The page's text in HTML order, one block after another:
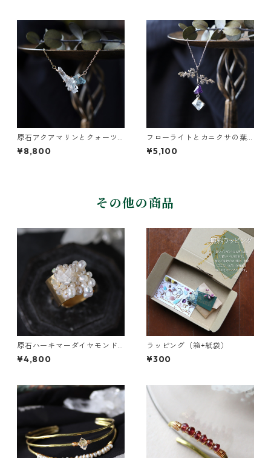
原石アクアマリンとクォーツ
のネックレス
¥8,800
フローライトとカニクサの葉
ネックレス
¥5,100
その他の商品
原石ハーキマーダイヤモンド
と鉱物結晶の真鍮幅広イヤー
カフ
¥4,800
ラッピング（箱+紙袋）
¥300